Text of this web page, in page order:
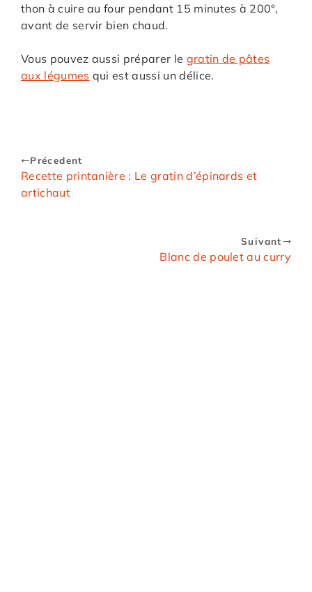
thon à cuire au four pendant 15 minutes à 200°,
avant de servir bien chaud.
Vous pouvez aussi préparer le gratin de pâtes
aux légumes qui est aussi un délice.
Précedent
Recette printanière : Le gratin d’épinards et
artichaut
Suivant
Blanc de poulet au curry